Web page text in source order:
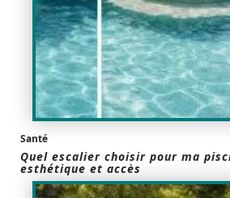
Santé
Quel escalier choisir pour ma
esthétique et accès